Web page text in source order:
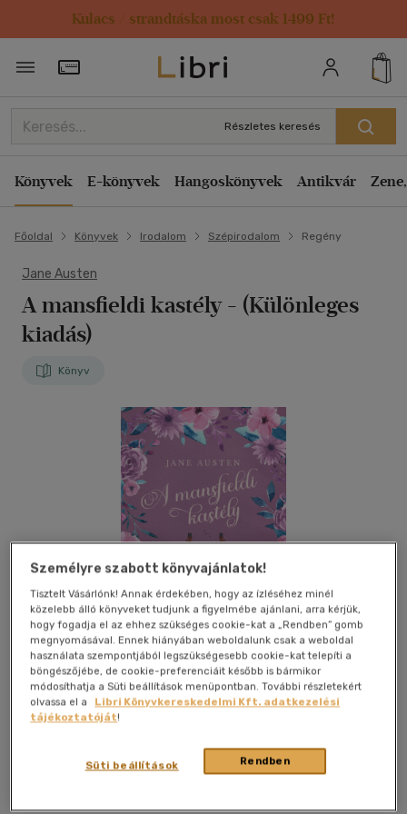
Kulacs / strandtáska most csak 1499 Ft!
Törzsvásárlói Kártya adatai
Részletes keresés
Könyvek E-könyvek Hangoskönyvek Antikvár
Főoldal Könyvek Irodalom Szépirodalom Regény
Jane Austen
A mansfieldi kastély - (Különleges
kiadás)
Könyv
Beleolvasok
Személyre szabott könyvajánlatok!
Tisztelt Vásárlónk! Annak érdekében, hogy az ízléséhez minél
közelebb álló könyveket tudjunk a figyelmébe ajánlani, arra kérjük,
hogy fogadja el az ehhez szükséges cookie-kat a „Rendben” gomb
megnyomásával. Ennek hiányában weboldalunk csak a weboldal
használata szempontjából legszükségesebb cookie-kat telepíti a
böngészőjébe, de cookie-preferenciáit később is bármikor
módosíthatja a Süti beállítások menüpontban. További részletekért
olvassa el a
Libri Könyvkereskedelmi Kft. adatkezelési
tájékoztatóját!
Rendben
Süti beállítások